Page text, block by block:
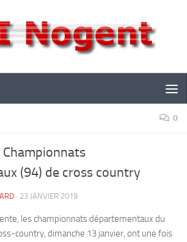
0
(94) de cross country
· 23 JANVIER 2019
les championnats départementaux du
country, dimanche 13 janvier, ont une fois